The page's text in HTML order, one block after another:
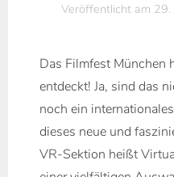
Veröffentlicht am 29.
Das Filmfest München
entdeckt! Ja, sind das
noch ein
dieses neue und
VR-Sektion heißt